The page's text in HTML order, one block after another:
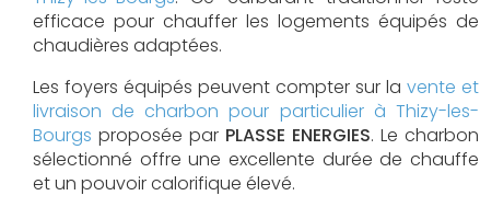
efficace pour chauffer les logements équipés de
chaudières adaptées.
Les foyers équipés peuvent compter sur la vente et
livraison de charbon pour particulier à Thizy-les-
Bourgs proposée par PLASSE ENERGIES. Le charbon
sélectionné offre une excellente durée de chauffe
et un pouvoir calorifique élevé.